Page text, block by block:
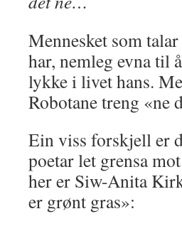
Mennesket som
har, nemleg evna til
lykke i livet hans.
Robotane treng «ne
Ein viss forskjell er
poetar let grensa
her er Siw-Anita
er grønt gras»: